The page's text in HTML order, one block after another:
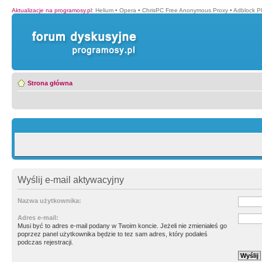
Aktualizacje na programosy.pl: Helium • Opera • ChrisPC Free Anonymous Proxy • Adblock
Strona główna
Wyślij e-mail aktywacyjny
Nazwa użytkownika:
Adres e-mail:
Musi być to adres e-mail podany w Twoim koncie. Jeżeli nie zmieniałeś go
poprzez panel użytkownika będzie to tez sam adres, który podałeś
podczas rejestracji.